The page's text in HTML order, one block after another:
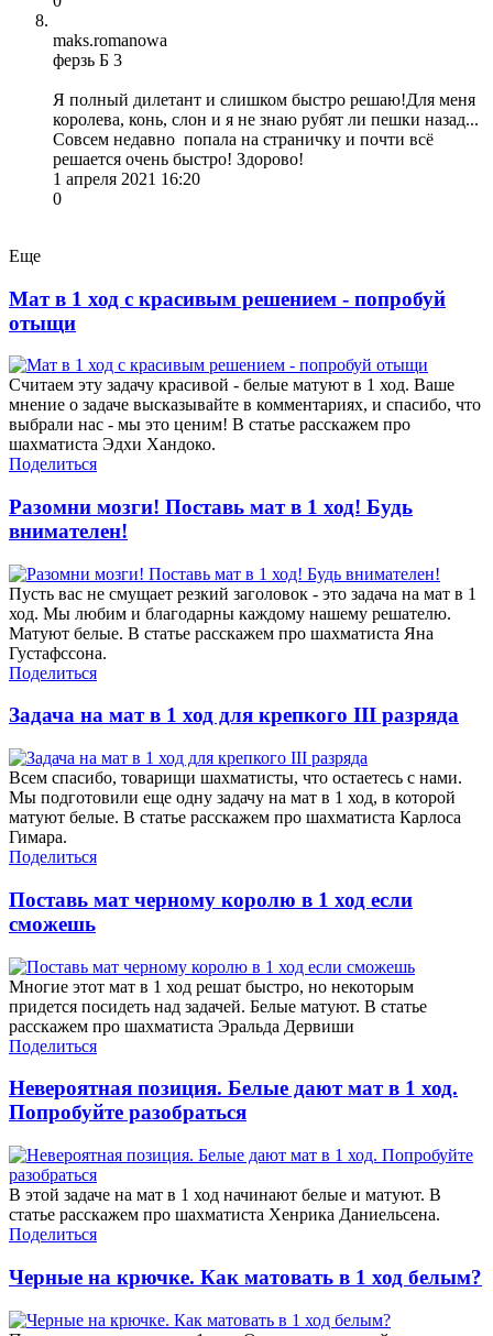
maks.romanowa
ферзь Б 3
Я полный дилетант и слишком быстро решаю!Для меня
королева, конь, слон и я не знаю рубят ли пешки назад...
Совсем недавно попала на страничку и почти всё
решается очень быстро! Здорово!
1 апреля 2021 16:20
0
Еще
Мат в 1 ход с красивым решением - попробуй
отыщи
Считаем эту задачу красивой - белые матуют в 1 ход. Ваше
мнение о задаче высказывайте в комментариях, и спасибо, что
выбрали нас - мы это ценим! В статье расскажем про
шахматиста Эдхи Хандоко.
Поделиться
Разомни мозги! Поставь мат в 1 ход! Будь
внимателен!
Пусть вас не смущает резкий заголовок - это задача на мат в 1
ход. Мы любим и благодарны каждому нашему решателю.
Матуют белые. В статье расскажем про шахматиста Яна
Густафссона.
Поделиться
Задача на мат в 1 ход для крепкого III разряда
Всем спасибо, товарищи шахматисты, что остаетесь с нами.
Мы подготовили еще одну задачу на мат в 1 ход, в которой
матуют белые. В статье расскажем про шахматиста Карлоса
Гимара.
Поделиться
Поставь мат черному королю в 1 ход если
сможешь
Многие этот мат в 1 ход решат быстро, но некоторым
придется посидеть над задачей. Белые матуют. В статье
расскажем про шахматиста Эральда Дервиши
Поделиться
Невероятная позиция. Белые дают мат в 1 ход.
Попробуйте разобраться
В этой задаче на мат в 1 ход начинают белые и матуют. В
статье расскажем про шахматиста Хенрика Даниельсена.
Поделиться
Черные на крючке. Как матовать в 1 ход белым?